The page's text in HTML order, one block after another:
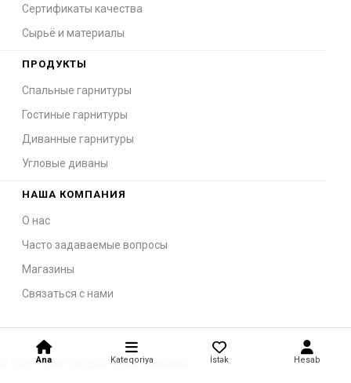
Сертификаты качества
Сырьё и материалы
ПРОДУКТЫ
Спальные гарнитуры
Гостиные гарнитуры
Диванные гарнитуры
Угловые диваны
НАША КОМПАНИЯ
О нас
Часто задаваемые вопросы
Магазины
Связаться с нами
© 2026 — Сайт создан: Орхан Мамедов
Ana Kateqoriya İstək Hesab